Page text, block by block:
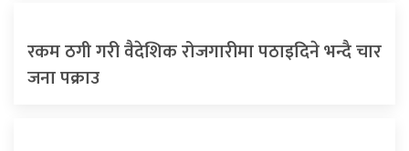
रकम ठगी गरी वैदेशिक रोजगारीमा पठाइदिने भन्दै चार
जना पक्राउ